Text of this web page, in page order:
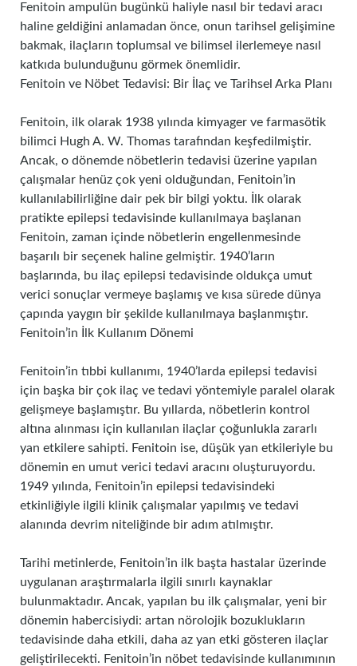
Fenitoin ampulün bugünkü haliyle nasıl bir tedavi aracı
haline geldiğini anlamadan önce, onun tarihsel gelişimine
bakmak, ilaçların toplumsal ve bilimsel ilerlemeye nasıl
katkıda bulunduğunu görmek önemlidir.
Fenitoin ve Nöbet Tedavisi: Bir İlaç ve Tarihsel Arka Planı
Fenitoin, ilk olarak 1938 yılında kimyager ve farmasötik
bilimci Hugh A. W. Thomas tarafından keşfedilmiştir.
Ancak, o dönemde nöbetlerin tedavisi üzerine yapılan
çalışmalar henüz çok yeni olduğundan, Fenitoin’in
kullanılabilirliğine dair pek bir bilgi yoktu. İlk olarak
pratikte epilepsi tedavisinde kullanılmaya başlanan
Fenitoin, zaman içinde nöbetlerin engellenmesinde
başarılı bir seçenek haline gelmiştir. 1940’ların
başlarında, bu ilaç epilepsi tedavisinde oldukça umut
verici sonuçlar vermeye başlamış ve kısa sürede dünya
çapında yaygın bir şekilde kullanılmaya başlanmıştır.
Fenitoin’in İlk Kullanım Dönemi
Fenitoin’in tıbbi kullanımı, 1940’larda epilepsi tedavisi
için başka bir çok ilaç ve tedavi yöntemiyle paralel olarak
gelişmeye başlamıştır. Bu yıllarda, nöbetlerin kontrol
altına alınması için kullanılan ilaçlar çoğunlukla zararlı
yan etkilere sahipti. Fenitoin ise, düşük yan etkileriyle bu
dönemin en umut verici tedavi aracını oluşturuyordu.
1949 yılında, Fenitoin’in epilepsi tedavisindeki
etkinliğiyle ilgili klinik çalışmalar yapılmış ve tedavi
alanında devrim niteliğinde bir adım atılmıştır.
Tarihi metinlerde, Fenitoin’in ilk başta hastalar üzerinde
uygulanan araştırmalarla ilgili sınırlı kaynaklar
bulunmaktadır. Ancak, yapılan bu ilk çalışmalar, yeni bir
dönemin habercisiydi: artan nörolojik bozuklukların
tedavisinde daha etkili, daha az yan etki gösteren ilaçlar
geliştirilecekti. Fenitoin’in nöbet tedavisinde kullanımının